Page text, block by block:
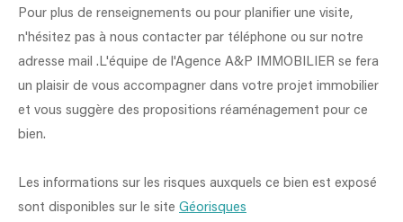
Pour plus de renseignements ou pour planifier une visite,
n'hésitez pas à nous contacter par téléphone ou sur notre
adresse mail .L'équipe de l'Agence A&P IMMOBILIER se fera
un plaisir de vous accompagner dans votre projet immobilier
et vous suggère des propositions réaménagement pour ce
bien.
Les informations sur les risques auxquels ce bien est exposé
sont disponibles sur le site Géorisques